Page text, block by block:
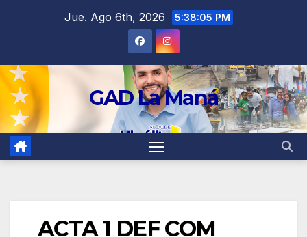
Jue. Ago 6th, 2026 5:38:05 PM
GAD La Maná
ACTA 1 DEF COM